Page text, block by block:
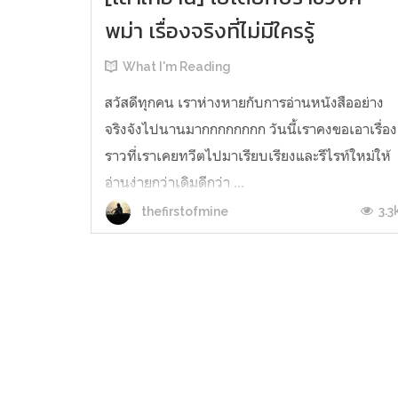
พม่า เรื่องจริงที่ไม่มีใครรู้
What I'm Reading
สวัสดีทุกคน เราห่างหายกับการอ่านหนังสืออย่าง
จริงจังไปนานมากกกกกกกก วันนี้เราคงขอเอาเรื่อง
ราวที่เราเคยทวีตไปมาเรียบเรียงและรีไรท์ใหม่ให้
อ่านง่ายกว่าเดิมดีกว่า ...
thefirstofmine